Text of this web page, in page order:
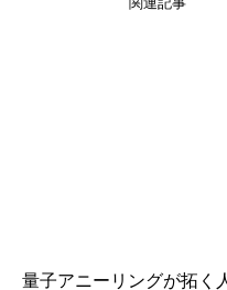
量子アニーリングが拓く